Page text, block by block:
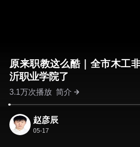
原来职教这么酷｜全市木工
沂职业学院了
3.1万次播放简介
赵彦辰
05-17